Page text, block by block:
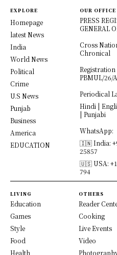
EXPLORE
Homepage
latest News
India
World News
Political
Crime
U.S News
Punjab
Business
America
EDUCATION
OUR OFFICE
PRESS
GENERAL
Cross
Chronical
PBMUL/26/
Periodical
Hindi |
| Punjabi
WhatsApp:
🇮🇳 India:
25857
🇺🇸 USA:
794
LIVING
Education
Games
Style
Food
Health
OTHERS
Reader
Cooking
Live Events
Video